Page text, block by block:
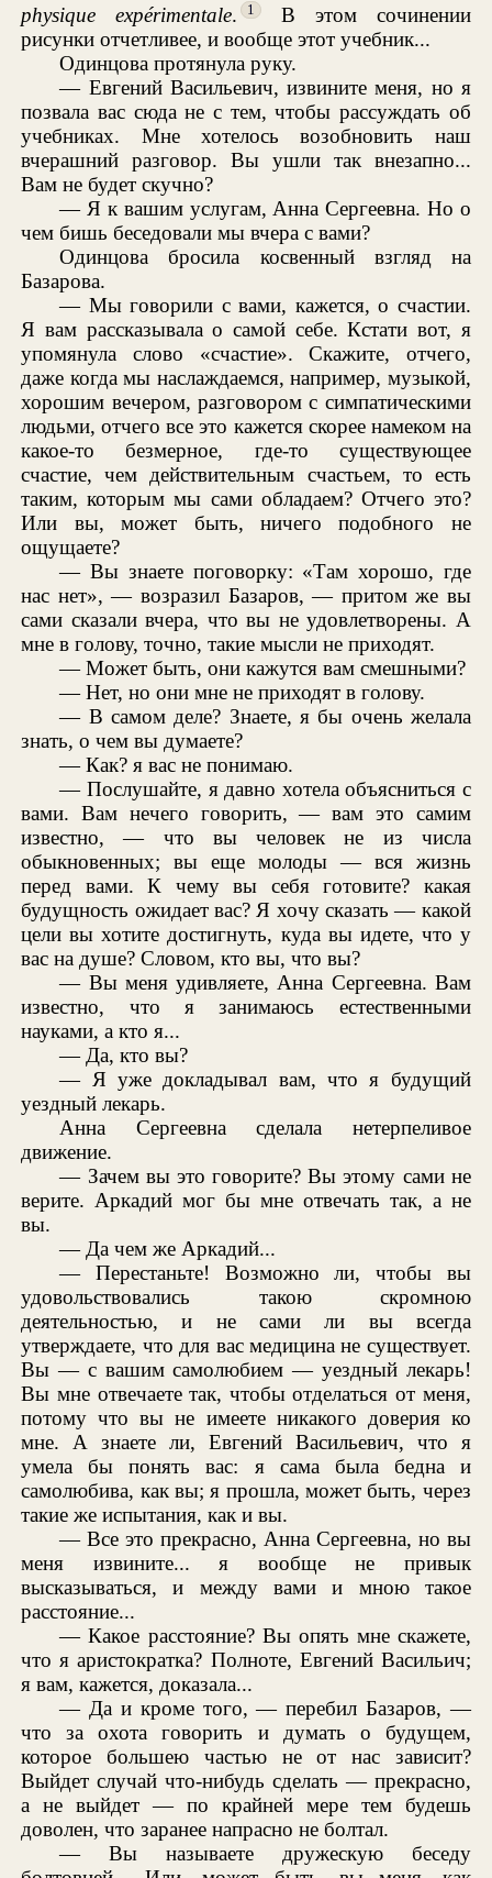
physique expérimentale. 1
В этом сочинении
рисунки отчетливее, и вообще этот учебник...
Одинцова протянула руку.
— Евгений Васильевич, извините меня, но я
позвала вас сюда не с тем, чтобы рассуждать об
учебниках. Мне хотелось возобновить наш
вчерашний разговор. Вы ушли так внезапно...
Вам не будет скучно?
— Я к вашим услугам, Анна Сергеевна. Но о
чем бишь беседовали мы вчера с вами?
Одинцова бросила косвенный взгляд на
Базарова.
— Мы говорили с вами, кажется, о счастии.
Я вам рассказывала о самой себе. Кстати вот, я
упомянула слово «счастие». Скажите, отчего,
даже когда мы наслаждаемся, например, музыкой,
хорошим вечером, разговором с симпатическими
людьми, отчего все это кажется скорее намеком на
какое-то безмерное, где-то существующее
счастие, чем действительным счастьем, то есть
таким, которым мы сами обладаем? Отчего это?
Или вы, может быть, ничего подобного не
ощущаете?
— Вы знаете поговорку: «Там хорошо, где
нас нет», — возразил Базаров, — притом же вы
сами сказали вчера, что вы не удовлетворены. А
мне в голову, точно, такие мысли не приходят.
— Может быть, они кажутся вам смешными?
— Нет, но они мне не приходят в голову.
— В самом деле? Знаете, я бы очень желала
знать, о чем вы думаете?
— Как? я вас не понимаю.
— Послушайте, я давно хотела объясниться с
вами. Вам нечего говорить, — вам это самим
известно, — что вы человек не из числа
обыкновенных; вы еще молоды — вся жизнь
перед вами. К чему вы себя готовите? какая
будущность ожидает вас? Я хочу сказать — какой
цели вы хотите достигнуть, куда вы идете, что у
вас на душе? Словом, кто вы, что вы?
— Вы меня удивляете, Анна Сергеевна. Вам
известно, что я занимаюсь естественными
науками, а кто я...
— Да, кто вы?
— Я уже докладывал вам, что я будущий
уездный лекарь.
Анна Сергеевна сделала нетерпеливое
движение.
— Зачем вы это говорите? Вы этому сами не
верите. Аркадий мог бы мне отвечать так, а не
вы.
— Да чем же Аркадий...
— Перестаньте! Возможно ли, чтобы вы
удовольствовались такою скромною
деятельностью, и не сами ли вы всегда
утверждаете, что для вас медицина не существует.
Вы — с вашим самолюбием — уездный лекарь!
Вы мне отвечаете так, чтобы отделаться от меня,
потому что вы не имеете никакого доверия ко
мне. А знаете ли, Евгений Васильевич, что я
умела бы понять вас: я сама была бедна и
самолюбива, как вы; я прошла, может быть, через
такие же испытания, как и вы.
— Все это прекрасно, Анна Сергеевна, но вы
меня извините... я вообще не привык
высказываться, и между вами и мною такое
расстояние...
— Какое расстояние? Вы опять мне скажете,
что я аристократка? Полноте, Евгений Васильич;
я вам, кажется, доказала...
— Да и кроме того, — перебил Базаров, —
что за охота говорить и думать о будущем,
которое большею частью не от нас зависит?
Выйдет случай что-нибудь сделать — прекрасно,
а не выйдет — по крайней мере тем будешь
доволен, что заранее напрасно не болтал.
— Вы называете дружескую беседу